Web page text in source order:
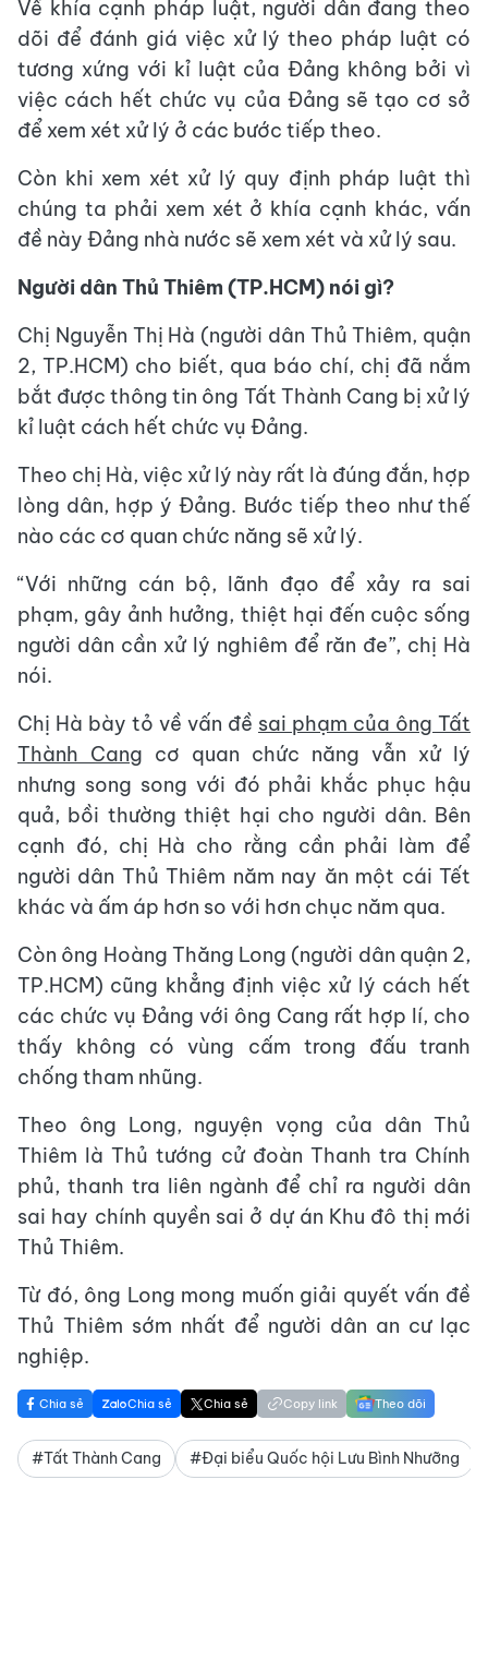
Về khía cạnh pháp luật, người dân đang theo
dõi để đánh giá việc xử lý theo pháp luật có
tương xứng với kỉ luật của Đảng không bởi vì
việc cách hết chức vụ của Đảng sẽ tạo cơ sở
để xem xét xử lý ở các bước tiếp theo.
Còn khi xem xét xử lý quy định pháp luật thì
chúng ta phải xem xét ở khía cạnh khác, vấn
đề này Đảng nhà nước sẽ xem xét và xử lý sau.
Người dân Thủ Thiêm (TP.HCM) nói gì?
Chị Nguyễn Thị Hà (người dân Thủ Thiêm, quận
2, TP.HCM) cho biết, qua báo chí, chị đã nắm
bắt được thông tin ông Tất Thành Cang bị xử lý
kỉ luật cách hết chức vụ Đảng.
Theo chị Hà, việc xử lý này rất là đúng đắn, hợp
lòng dân, hợp ý Đảng. Bước tiếp theo như thế
nào các cơ quan chức năng sẽ xử lý.
“Với những cán bộ, lãnh đạo để xảy ra sai
phạm, gây ảnh hưởng, thiệt hại đến cuộc sống
người dân cần xử lý nghiêm để răn đe”, chị Hà
nói.
Chị Hà bày tỏ về vấn đề sai phạm của ông Tất
Thành Cang cơ quan chức năng vẫn xử lý
nhưng song song với đó phải khắc phục hậu
quả, bồi thường thiệt hại cho người dân. Bên
cạnh đó, chị Hà cho rằng cần phải làm để
người dân Thủ Thiêm năm nay ăn một cái Tết
khác và ấm áp hơn so với hơn chục năm qua.
Còn ông Hoàng Thăng Long (người dân quận 2,
TP.HCM) cũng khẳng định việc xử lý cách hết
các chức vụ Đảng với ông Cang rất hợp lí, cho
thấy không có vùng cấm trong đấu tranh
chống tham nhũng.
Theo ông Long, nguyện vọng của dân Thủ
Thiêm là Thủ tướng cử đoàn Thanh tra Chính
phủ, thanh tra liên ngành để chỉ ra người dân
sai hay chính quyền sai ở dự án Khu đô thị mới
Thủ Thiêm.
Từ đó, ông Long mong muốn giải quyết vấn đề
Thủ Thiêm sớm nhất để người dân an cư lạc
nghiệp.
Chia sẻ Chia sẻ Chia sẻ Copy link Theo dõi
#Tất Thành Cang #Đại biểu Quốc hội Lưu Bình Nhưỡng